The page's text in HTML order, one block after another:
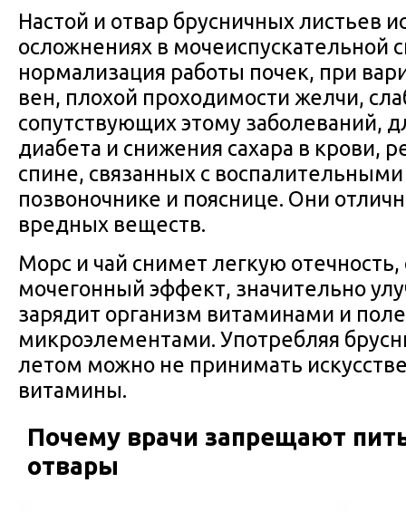
Настой и отвар брусничных листьев
осложнениях в мочеиспускательной
нормализация работы почек, при
вен, плохой проходимости желчи,
сопутствующих этому заболеваний,
диабета и снижения сахара в крови,
спине, связанных с
позвоночнике и пояснице. Они
вредных веществ.
Морс и чай снимет легкую
мочегонный эффект, значительно
зарядит организм витаминами и
микроэлементами. Употребляя
летом можно не принимать
витамины.
Почему врачи запрещают
отвары